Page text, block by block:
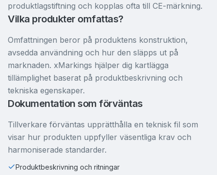
produktlagstiftning och kopplas ofta till CE-märkning.
Vilka produkter omfattas?
Omfattningen beror på produktens konstruktion,
avsedda användning och hur den släpps ut på
marknaden. xMarkings hjälper dig kartlägga
tillämplighet baserat på produktbeskrivning och
tekniska egenskaper.
Dokumentation som förväntas
Tillverkare förväntas upprätthålla en teknisk fil som
visar hur produkten uppfyller väsentliga krav och
harmoniserade standarder.
Produktbeskrivning och ritningar